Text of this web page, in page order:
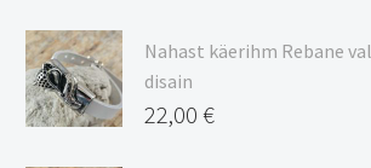
Nahast käerihm Rebane
disain
22,00 €